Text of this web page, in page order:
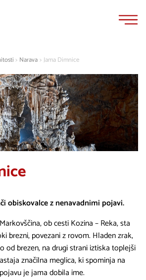
> Narava>Jama Dimnice
obiskovalce z nenavadnimi pojavi.
ob cesti Kozina – Reka, sta
brezni, povezani z rovom. Hladen zrak,
od brezen, na drugi strani iztiska toplejši
značilna meglica, ki spominja na
je jama dobila ime.